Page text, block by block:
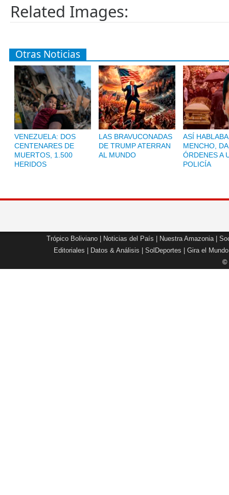
Related Images:
Otras Noticias
VENEZUELA: DOS
CENTENARES DE
MUERTOS, 1.500
HERIDOS
LAS BRAVUCONADAS
DE TRUMP ATERRAN
AL MUNDO
ASÍ
MENCHO,
ÓRDENES A
POLICÍA
Trópico Boliviano Noticias del País Nuestra Amazonia|
Editoriales
Datos & Análisis SolDeportes Gira el Mundo
©